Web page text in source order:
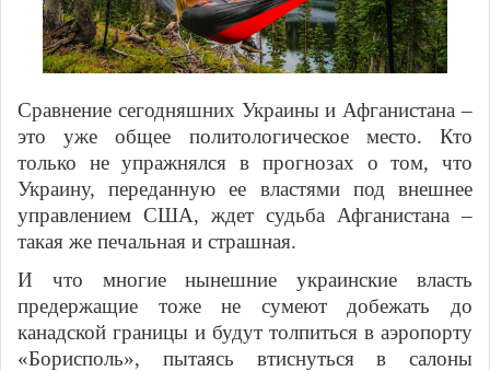
Сравнение сегодняшних Украины и Афганистана –
это уже общее политологическое место. Кто
только не упражнялся в прогнозах о том, что
Украину, переданную ее властями под внешнее
управлением США, ждет судьба Афганистана –
такая же печальная и страшная.
И что многие нынешние украинские власть
предержащие тоже не сумеют добежать до
канадской границы и будут толпиться в аэропорту
«Борисполь», пытаясь втиснуться в салоны